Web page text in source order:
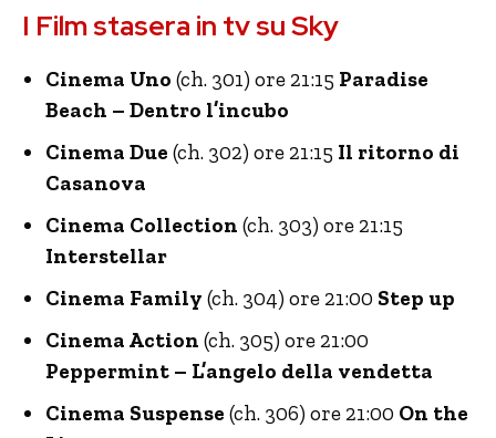
I Film stasera in tv su Sky
Cinema Uno (ch. 301) ore 21:15 Paradise
Beach – Dentro l’incubo
Cinema Due (ch. 302) ore 21:15 Il ritorno di
Casanova
Cinema Collection (ch. 303) ore 21:15
Interstellar
Cinema Family (ch. 304) ore 21:00 Step up
Cinema Action (ch. 305) ore 21:00
Peppermint – L’angelo della vendetta
Cinema Suspense (ch. 306) ore 21:00 On the